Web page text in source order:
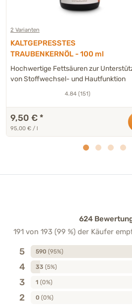
2 Varianten
KALTGEPRESSTES
TRAUBENKERNÖL - 100 ml
Hochwertige Fettsäuren zur
von Stoffwechsel- und Hautfunktion
4.84 (151)
9,50 € *
95,00 € / l
624
191 von 193 (99 %) der Käufer
5 590 (95%)
4 33 (5%)
3 1 (0%)
2 0 (0%)